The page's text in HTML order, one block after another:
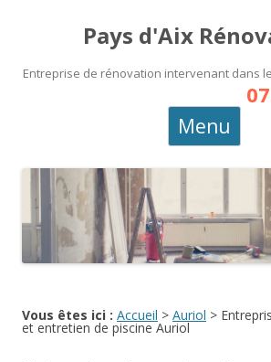
Pays d'Aix
Entreprise de rénovation intervenant dans
Menu
Vous êtes ici : Accueil > Auriol >
et entretien de piscine Auriol